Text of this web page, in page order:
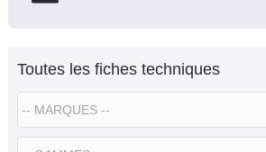
Toutes les fiches techniques